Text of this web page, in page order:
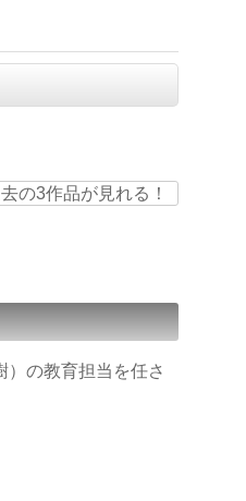
の3作品が見れる！
の教育担当を任さ